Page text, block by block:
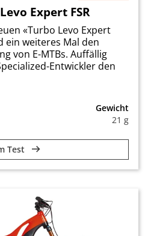
Expert FSR
«Turbo Levo Expert
ein weiteres Mal den
von E-MTBs. Auffällig
Entwickler den
Gewicht
21 g
Test